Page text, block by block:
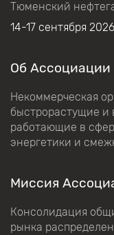
Тюменский
14-17 сентября 2026
Об Ассоциации
Некоммерческая
быстрорастущие и
работающие в
энергетики и
Миссия
Консолидация
рынка